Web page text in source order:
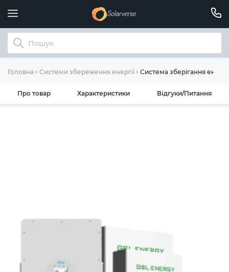
Головна Системи збереження енергії Система зберігання
Про товар Характеристики Відгуки/Питання